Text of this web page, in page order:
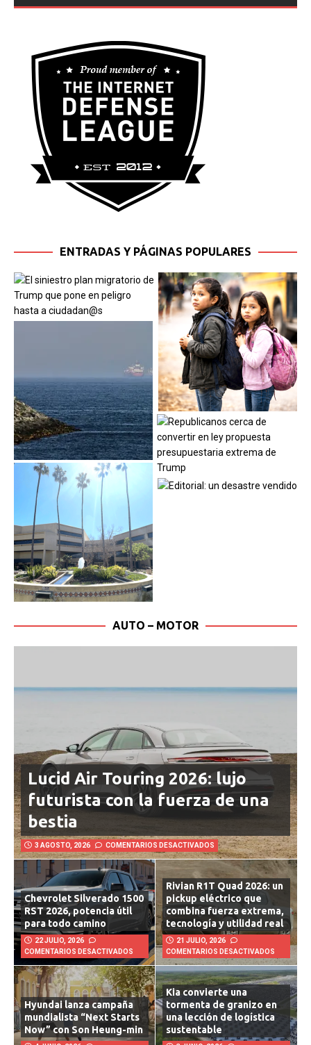
Lucid Air Touring 2026: lujo
futurista con la fuerza de una
bestia
3 AGOSTO, 2026 COMENTARIOS DESACTIVADOS
Chevrolet Silverado 1500
RST 2026, potencia útil
para todo camino
22 JULIO, 2026
COMENTARIOS DESACTIVADOS
Rivian R1T Quad 2026: un
pickup eléctrico que
combina fuerza extrema,
tecnología y utilidad real
21 JULIO, 2026
COMENTARIOS DESACTIVADOS
Hyundai lanza campaña
mundialista “Next Starts
Now” con Son Heung-min
Kia convierte una
tormenta de granizo en
una lección de logística
sustentable